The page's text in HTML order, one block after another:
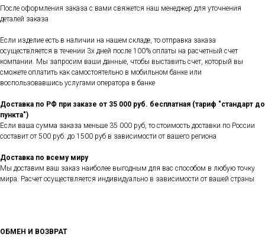
После оформления заказа с вами свяжется наш менеджер для уточнения
деталей заказа
Если изделие есть в наличии на нашем складе, то отправка заказа
осуществляется в течении 3х дней после 100% оплаты на расчетный счет
компании. Мы запросим ваши данные, чтобы выставить счет, который вы
сможете оплатить как самостоятельно в мобильном банке или
воспользовавшись услугами оператора в банке
Доставка по РФ при заказе от 35 000 руб. бесплатная (тариф "стандарт до
пункта")
Если ваша сумма заказа меньше 35 000 руб, то стоимость доставки по России
составит от 500 руб. до 1500 руб в зависимости от вашего региона
Доставка по всему миру
Мы доставим ваш заказ наиболее выгодным для вас способом в любую точку
мира. Расчет осуществляется индивидуально в зависимости от вашей страны
ОБМЕН И ВОЗВРАТ